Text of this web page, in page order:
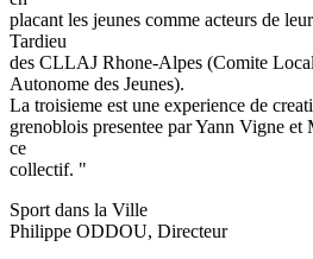
placant les jeunes comme acteurs de
Tardieu
des CLLAJ Rhone-Alpes (Comite
Autonome des Jeunes).
La troisieme est une experience de
grenoblois presentee par Yann Vigne
ce
collectif. "
Sport dans la Ville
Philippe ODDOU, Directeur